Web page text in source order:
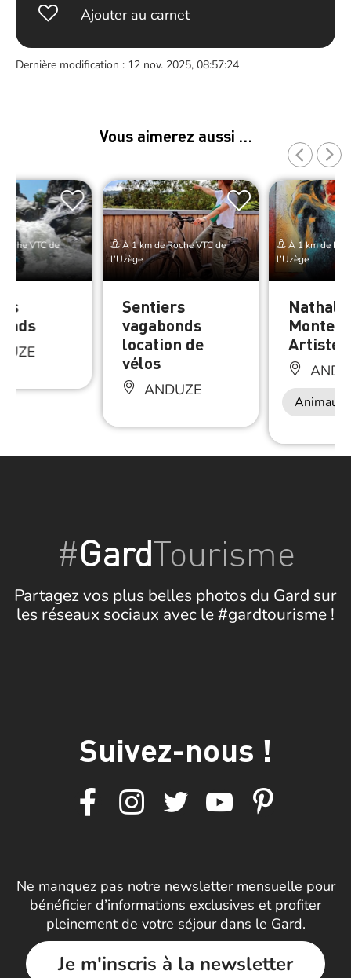
Ajouter au carnet
Dernière modification : 12 nov. 2025, 08:57:24
Vous aimerez aussi …
VTC de
À 1 km de Roche VTC de
l’Uzège
Sentiers
vagabonds
location de
vélos
ANDUZE
À 1 km de
l’Uzège
Nathalie
Montel
Artiste
Animaux
#GardTourisme
Partagez vos plus belles photos du Gard sur
les réseaux sociaux avec le #gardtourisme !
Suivez-nous !
Ne manquez pas notre newsletter mensuelle pour
bénéficier d’informations exclusives et profiter
pleinement de votre séjour dans le Gard.
Je m'inscris à la newsletter